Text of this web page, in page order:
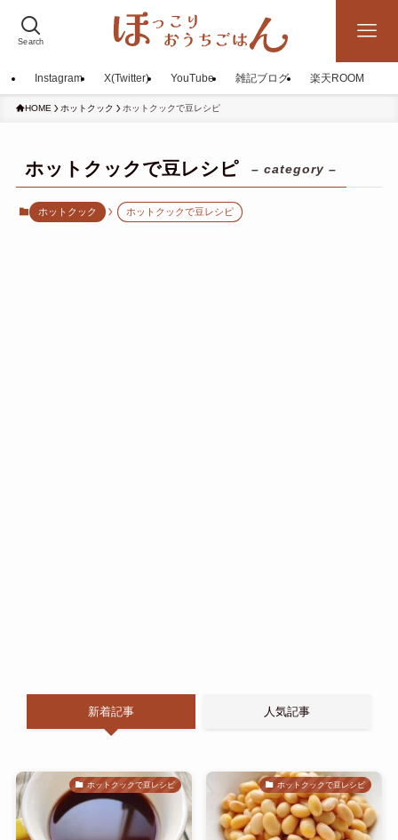
Search
Instagram X(Twitter) YouTube 雑記ブログ 楽天ROOM
HOME ホットクック ホットクックで豆レシピ
ホットクックで豆レシピ – category –
ホットクック ホットクックで豆レシピ
新着記事 人気記事
ホットクックで豆レシピ ホットクックで豆レシピ